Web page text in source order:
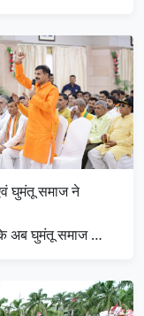
घुमंतू समाज ने
अब घुमंतू समाज …